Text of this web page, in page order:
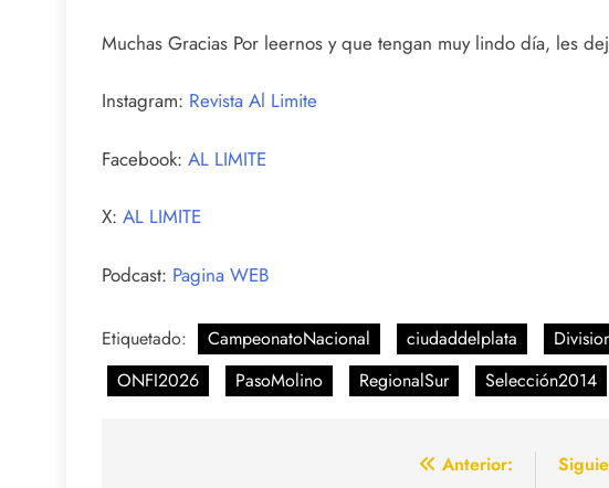
Muchas Gracias Por leernos y que tengan muy lindo día, les
Instagram: Revista Al Limite
Facebook: AL LIMITE
X: AL LIMITE
Podcast: Pagina WEB
Etiquetado: CampeonatoNacional ciudaddelplata
ONFI2026
PasoMolino RegionalSur Selección2014
Anterior: